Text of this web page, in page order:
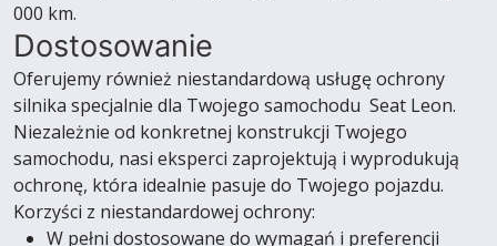
000 km.
Dostosowanie
Oferujemy również niestandardową usługę ochrony
silnika specjalnie dla Twojego samochodu Seat Leon.
Niezależnie od konkretnej konstrukcji Twojego
samochodu, nasi eksperci zaprojektują i wyprodukują
ochronę, która idealnie pasuje do Twojego pojazdu.
Korzyści z niestandardowej ochrony:
W pełni dostosowane do wymagań i preferencji